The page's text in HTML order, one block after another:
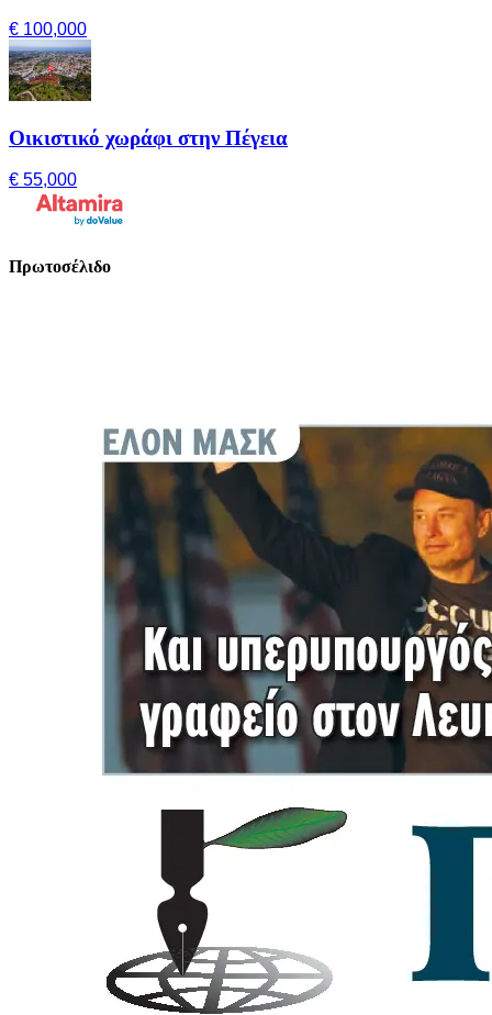
€ 100,000
Οικιστικό χωράφι στην Πέγεια
€ 55,000
Πρωτοσέλιδο